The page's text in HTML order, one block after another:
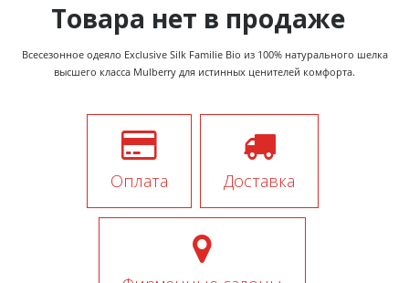
Товара нет в продаже
Всесезонное одеяло Exclusive Silk Familie Bio из 100% натурального шелка
высшего класса Mulberry для истинных ценителей комфорта.
Оплата Доставка